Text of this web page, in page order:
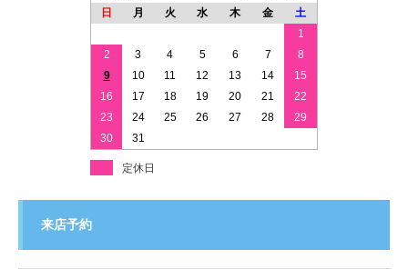
日
月 火 水 木 金
土
1
2
3 4 5 6 7
8
9
10 11 12 13 14
15
16
17 18 19 20 21
22
23
24 25 26 27 28
29
30
31
定休日
来店予約